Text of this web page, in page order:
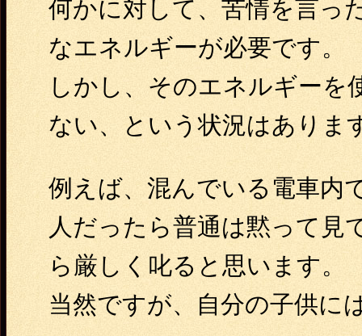
何かに対して、苦情を言っ
なエネルギーが必要です。
しかし、そのエネルギーを
ない、という状況はありま
例えば、混んでいる電車内
人だったら普通は黙って見
ら厳しく叱ると思います。
当然ですが、自分の子供に